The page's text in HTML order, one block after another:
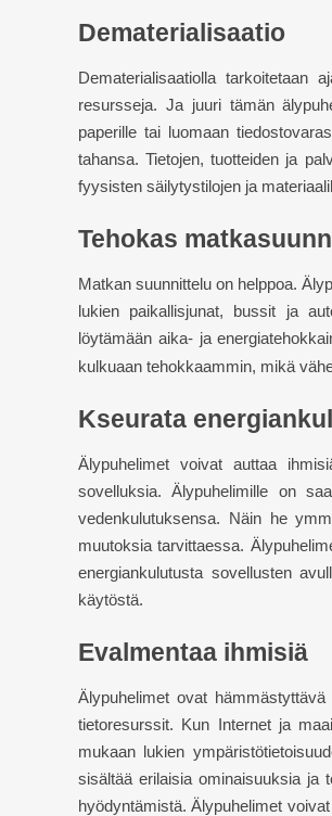
Dematerialisaatio
Dematerialisaatiolla tarkoitetaan
resursseja. Ja juuri tämän
paperille tai luomaan
tahansa. Tietojen, tuotteiden ja
fyysisten säilytystilojen ja
Tehokas
Matkan suunnittelu on helppoa.
lukien paikallisjunat, bussit ja
löytämään aika- ja
kulkuaan tehokkaammin, mikä
Kseurata
Älypuhelimet voivat auttaa
sovelluksia. Älypuhelimille on
vedenkulutuksensa. Näin he
muutoksia tarvittaessa.
energiankulutusta sovellusten
käytöstä.
Evalmentaa ihmisiä
Älypuhelimet ovat
tietoresurssit. Kun Internet ja
mukaan lukien
sisältää erilaisia ​​ominaisuuksia ja
hyödyntämistä. Älypuhelimet